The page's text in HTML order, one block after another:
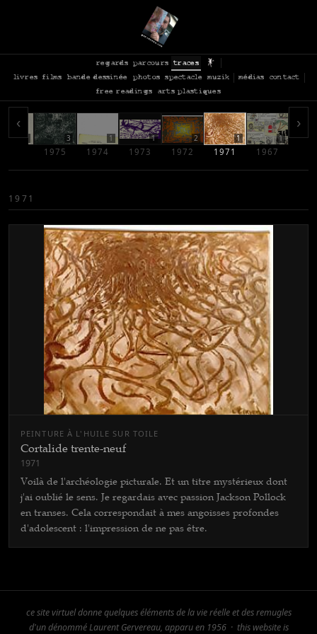
regards parcours
traces
livres
films bande dessinée photos spectacle muzik médias
contact
free readings
arts plastiques
‹
3 3
1975
1
1974
1
1973
2
1972
1
1971
1
1967
›
1971
PEINTURE À L'HUILE SUR TOILE
Cortalide trente-neuf
1971
Voilà de l'archéologie picturale. Et un titre mystérieux dont
j'ai oublié le sens. Je regardais avec passion Jackson Pollock
en transes. Cela correspondait à mes angoisses profondes
d'adolescent : l'impression de ne pas être.
ce site virtuel donne quelques éléments de la vie réelle et des remugles
d'un dénommé Laurent Gervereau, apparu en 1956 · this website is